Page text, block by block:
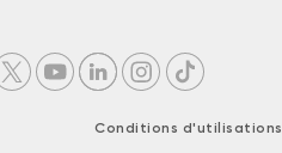
Conditions d'utilisations